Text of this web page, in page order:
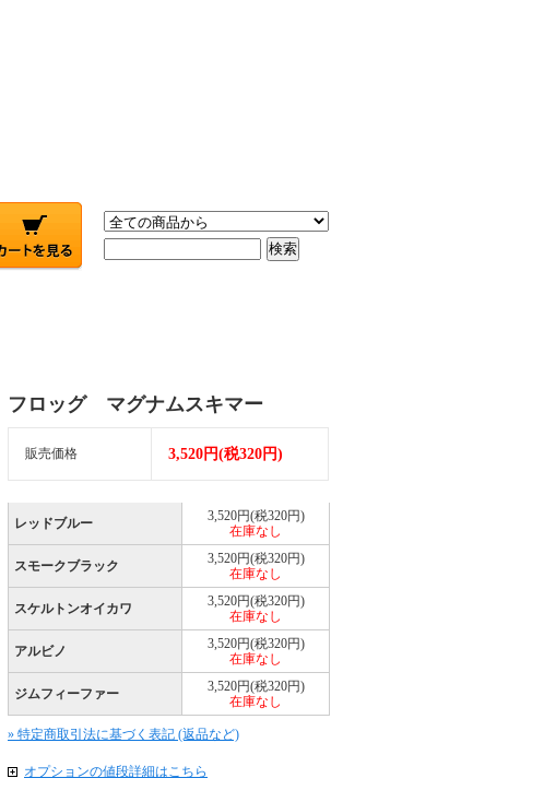
フロッグ マグナムスキマー
販売価格 3,520円(税320円)
レッドブルー
3,520円(税320円)
在庫なし
スモークブラック
3,520円(税320円)
在庫なし
スケルトンオイカワ
3,520円(税320円)
在庫なし
アルビノ
3,520円(税320円)
在庫なし
ジムフィーファー
3,520円(税320円)
在庫なし
» 特定商取引法に基づく表記 (返品など)
オプションの値段詳細はこちら